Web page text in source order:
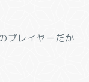
プレイヤーだか